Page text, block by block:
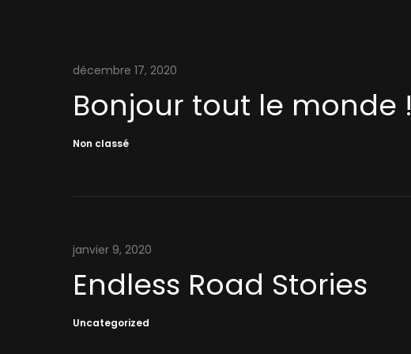
décembre 17, 2020
Bonjour tout le monde !
Non classé
janvier 9, 2020
Endless Road Stories
Uncategorized